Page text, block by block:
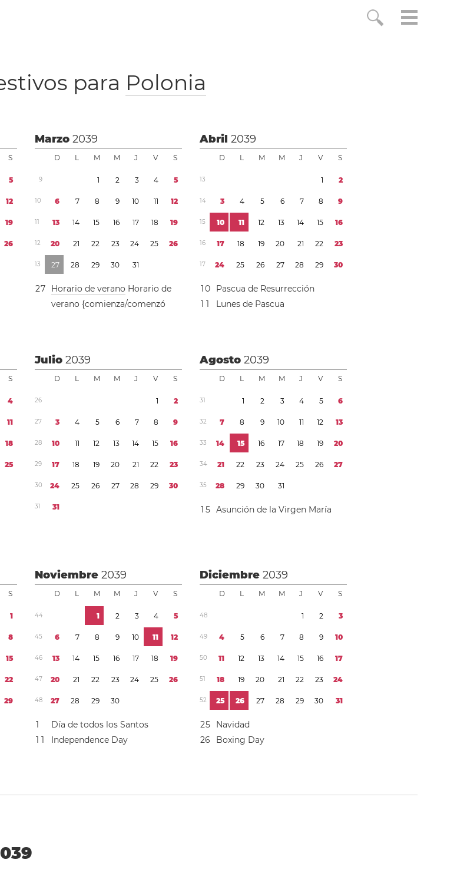
para Polonia
S
5
12
19
26
Marzo2039
D L M M J V S
9 1 2 3 4 5
10 6 7 8 9 10 11 12
11 13 14 15 16 17 18 19
12 20 21 22 23 24 25 26
13 27 28 29 30 31
27 Horario de verano Horario de
verano {comienza/comenzó
Abril2039
D L M M J V S
13 1 2
14 3 4 5 6 7 8 9
15 10 11 12 13 14 15 16
16 17 18 19 20 21 22 23
17 24 25 26 27 28 29 30
10
Pascua de Resurrección
1 1 Lunes de Pascua
S
4
11
18
25
Julio2039
D L M M J V S
26 1 2
27 3 4 5 6 7 8 9
28 10 11 12 13 14 15 16
29 17 18 19 20 21 22 23
30 24 25 26 27 28 29 30
31 31
Agosto2039
D L M M J V S
31 1 2 3 4 5 6
32 7 8 9 10 11 12 13
33 14 15 16 17 18 19 20
34 21 22 23 24 25 26 27
35 28 29 30 31
1 5 Asunción de la Virgen María
S
1
8
15
22
29
Noviembre2039
D L M M J V S
44 1 2 3 4 5
45 6 7 8 9 10 11 12
46 13 14 15 16 17 18 19
47 20 21 22 23 24 25 26
48 27 28 29 30
1
Día de todos los Santos
1 1 Independence Day
Diciembre2039
D L M M J V S
48 1 2 3
49 4 5 6 7 8 9 10
50 11 12 13 14 15 16 17
51 18 19 20 21 22 23 24
52 25 26 27 28 29 30 31
25
Navidad
26 Boxing Day